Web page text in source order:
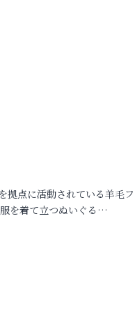
拠点に活動されている羊毛
を着て立つぬいぐる…